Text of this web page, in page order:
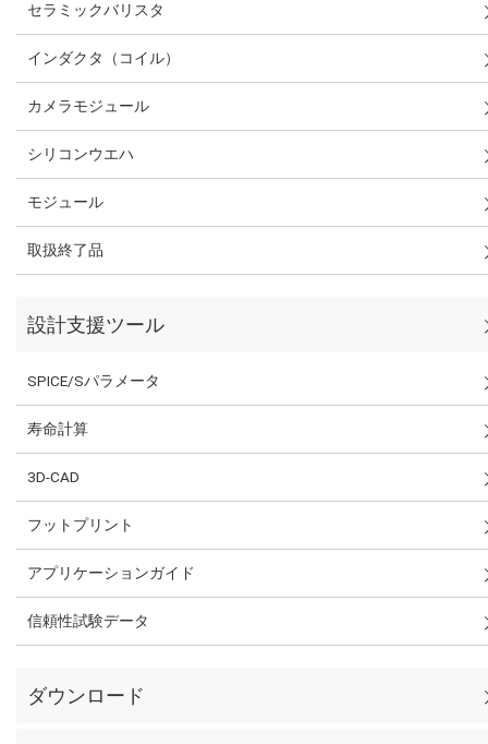
セラミックバリスタ
インダクタ（コイル）
カメラモジュール
シリコンウエハ
モジュール
取扱終了品
設計支援ツール
SPICE/Sパラメータ
寿命計算
3D-CAD
フットプリント
アプリケーションガイド
信頼性試験データ
ダウンロード